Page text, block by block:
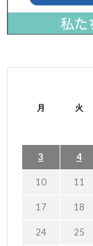
月 火
3 4
10 11
17 18
24 25